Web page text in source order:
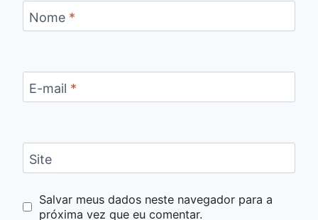
Nome *
E-mail *
Site
Salvar meus dados neste navegador para a
próxima vez que eu comentar.